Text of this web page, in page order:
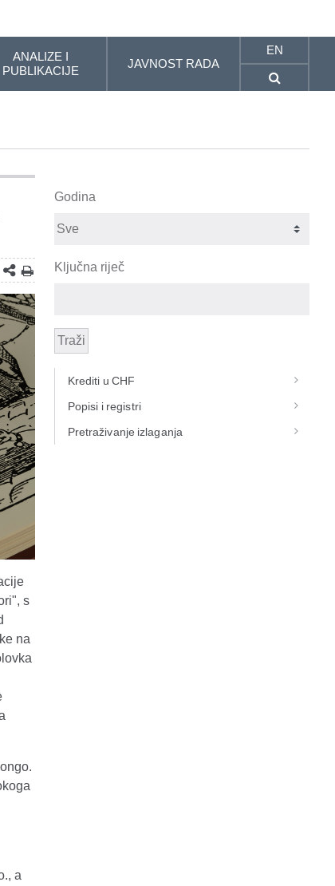
ANALIZE I
PUBLIKACIJE
JAVNOST RADA
EN
s
na
a
Godina
Ključna riječ
Traži
Krediti u CHF
Popisi i registri
Pretraživanje izlaganja